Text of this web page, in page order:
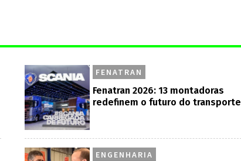
FENATRAN
Fenatran 2026: 13 montadoras
redefinem o futuro do transporte
ENGENHARIA